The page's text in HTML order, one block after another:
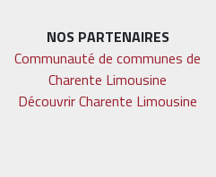
NOS PARTENAIRES
Communauté de communes de
Charente Limousine
Découvrir Charente Limousine